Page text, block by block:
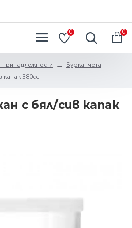
0 0
принадлежности
Бурканчета
капак 380cc
с бял/сив капак